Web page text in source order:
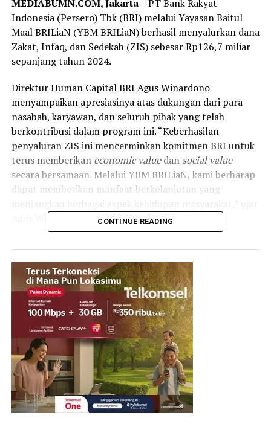
MEDIABUMN.COM, Jakarta –PT Bank Rakyat
Indonesia (Persero) Tbk (BRI) melalui Yayasan Baitul
Maal BRILiaN (YBM BRILiaN) berhasil menyalurkan dana
Zakat, Infaq, dan Sedekah (ZIS) sebesar Rp126,7 miliar
sepanjang tahun 2024.
Direktur Human Capital BRI Agus Winardono
menyampaikan apresiasinya atas dukungan dari para
nasabah, karyawan, dan seluruh pihak yang telah
berkontribusi dalam program ini. “Keberhasilan
penyaluran ZIS ini mencerminkan komitmen BRI untuk
terus memberikan economic valuedan social value
secara bersamaan. Melalui YBM BRILiaN, kami berharap
dapat memberikan manfaat berkelanjutan yang
memungkinkan YBM BRILiaN menjangkau 196.462
penerima manfaat (right holders) hingga akhir tahun
2024.
Dana ZIS yang berhasil dihimpun telah disalurkan untuk
mendukung berbagai program berbasis 5 pilar utama.
Pilar pendidikan mendapatkan alokasi terbesar sebesar
Rp51,9 miliar atau 40,97% dari total penyaluran. Dana
ini dimanfaatkan untuk mendukung pendidikan anak-
anak di wilayah miskin dan tertinggal, termasuk renovasi
fasilitas pendidikan seperti pondok pesantren dan
pemberian beasiswa.
CONTINUE READING